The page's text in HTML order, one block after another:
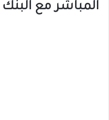
المباشر مع البنك